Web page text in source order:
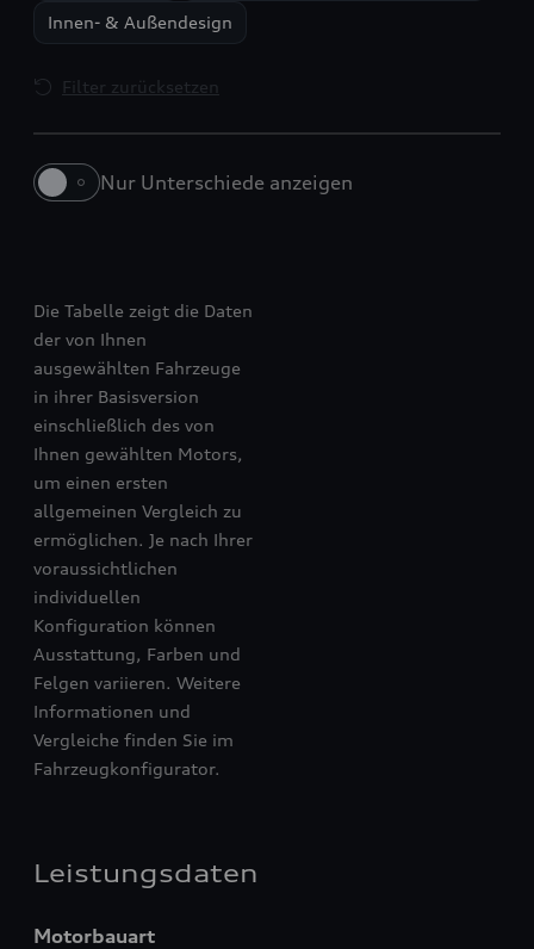
Innen- & Außendesign
Filter zurücksetzen
Nur Unterschiede anzeigen
A5 Avant e-hybrid
Die Tabelle zeigt die Daten
der von Ihnen
ausgewählten Fahrzeuge
in ihrer Basisversion
einschließlich des von
Ihnen gewählten Motors,
um einen ersten
allgemeinen Vergleich zu
ermöglichen. Je nach Ihrer
voraussichtlichen
individuellen
Konfiguration können
Ausstattung, Farben und
Felgen variieren. Weitere
Informationen und
Vergleiche finden Sie im
Fahrzeugkonfigurator.
Leistungsdaten
Motorbauart